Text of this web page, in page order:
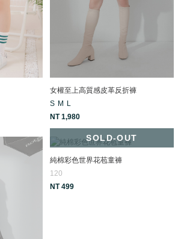
女權至上高質感皮革反折褲
S M L
NT 1,980
SOLD-OUT
純棉彩色世界花苞童褲
120
NT 499